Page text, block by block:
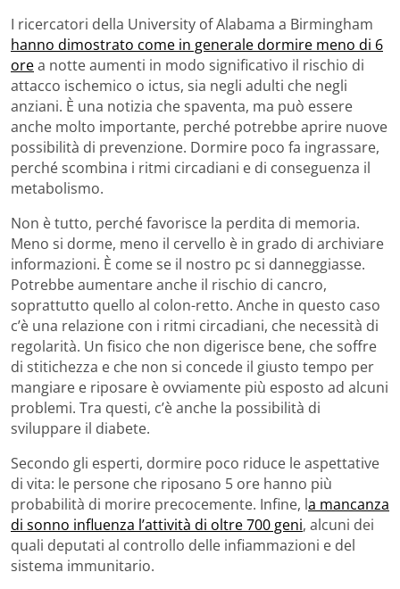
I ricercatori della University of Alabama a Birmingham
hanno dimostrato come in generale dormire meno di 6
orea notte aumenti in modo significativo il rischio di
attacco ischemico o ictus, sia negli adulti che negli
anziani. È una notizia che spaventa, ma può essere
anche molto importante, perché potrebbe aprire nuove
possibilità di prevenzione. Dormire poco fa ingrassare,
perché scombina i ritmi circadiani e di conseguenza il
metabolismo.
Non è tutto, perché favorisce la perdita di memoria.
Meno si dorme, meno il cervello è in grado di archiviare
informazioni. È come se il nostro pc si danneggiasse.
Potrebbe aumentare anche il rischio di cancro,
soprattutto quello al colon-retto. Anche in questo caso
c’è una relazione con i ritmi circadiani, che necessità di
regolarità. Un fisico che non digerisce bene, che soffre
di stitichezza e che non si concede il giusto tempo per
mangiare e riposare è ovviamente più esposto ad alcuni
problemi. Tra questi, c’è anche la possibilità di
sviluppare il diabete.
Secondo gli esperti, dormire poco riduce le aspettative
di vita: le persone che riposano 5 ore hanno più
probabilità di morire precocemente. Infine, la mancanza
di sonno influenza l’attività di oltre 700 geni, alcuni dei
quali deputati al controllo delle infiammazioni e del
sistema immunitario.